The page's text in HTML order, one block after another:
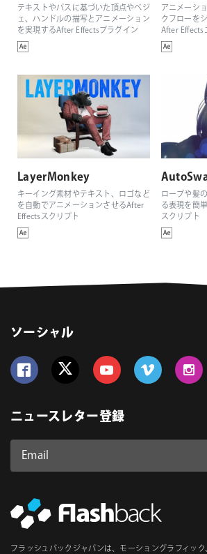
テキストやパスに基づいた頂点やベジ
ェ、ハンドルの描写とアニメーション
を実現するAfter Effectsプラグイン
アニメーシ
クフローを
After Effects
LayerMonkey
キーイング素材やテキスト、ロゴなど
を自動でアニメーションさせるAfter
Effectsスクリプト
ロープや髪
る表現を簡
スクリプト
ソーシャル
ニュースレター登録
Email
ス
必
フラッシュバックジャパンは、モーショングラフィック、